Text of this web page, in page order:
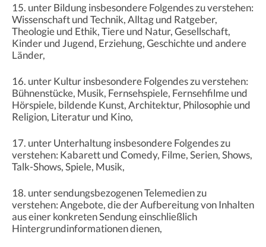
15. unter Bildung insbesondere Folgendes zu verstehen:
Wissenschaft und Technik, Alltag und Ratgeber,
Theologie und Ethik, Tiere und Natur, Gesellschaft,
Kinder und Jugend, Erziehung, Geschichte und andere
Länder,
16. unter Kultur insbesondere Folgendes zu verstehen:
Bühnenstücke, Musik, Fernsehspiele, Fernsehfilme und
Hörspiele, bildende Kunst, Architektur, Philosophie und
Religion, Literatur und Kino,
17. unter Unterhaltung insbesondere Folgendes zu
verstehen: Kabarett und Comedy, Filme, Serien, Shows,
Talk-Shows, Spiele, Musik,
18. unter sendungsbezogenen Telemedien zu
verstehen: Angebote, die der Aufbereitung von Inhalten
aus einer konkreten Sendung einschließlich
Hintergrundinformationen dienen,